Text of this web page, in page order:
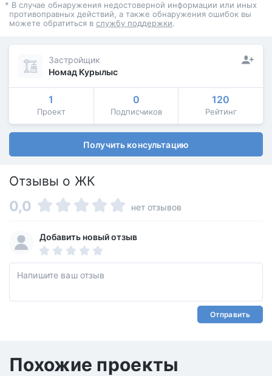
* В случае обнаружения недостоверной информации или иных
противоправных действий, а также обнаружения ошибок вы
можете обратиться в службу поддержки.
Застройщик
Номад Курылыс
1
Проект
0
Подписчиков
120
Рейтинг
Получить консультацию
Отзывы о ЖК
0,0 нет отзывов
Добавить новый отзыв
Отправить
Похожие проекты